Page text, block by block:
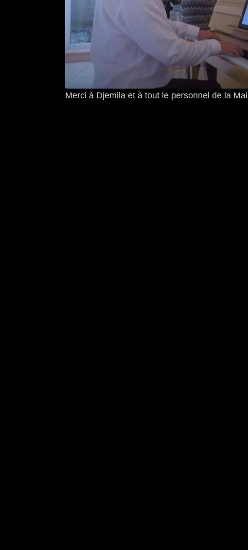
Merci à Djemila et à tout le personnel de la